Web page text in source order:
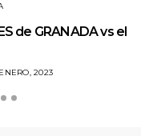
de GRANADA vs el
2023